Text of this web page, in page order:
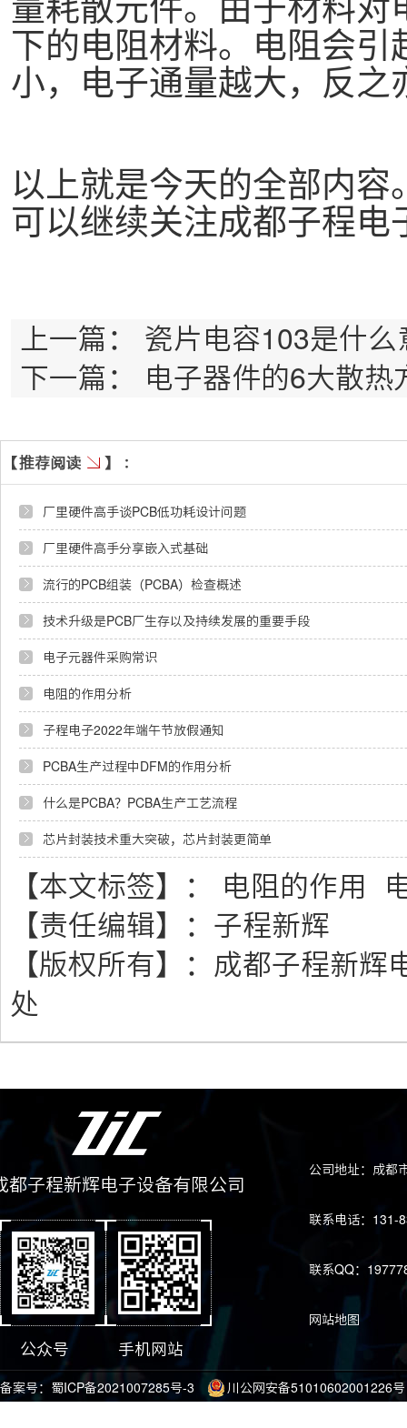
量耗散元件。由于材料
下的电阻材料。电阻会
小，电子通量越大，反之
以上就是今天的全部内
可以继续关注成都子程电
上一篇： 瓷片电容103是什么
下一篇：
电子器件的6大散热
厂里硬件高手谈PCB低功耗设计问题
厂里硬件高手分享嵌入式基础
流行的PCB组装（PCBA）检查概述
技术升级是PCB厂生存以及持续发展的重要手段
电子元器件采购常识
电阻的作用分析
子程电子2022年端午节放假通知
PCBA生产过程中DFM的作用分析
什么是PCBA？PCBA生产工艺流程
芯片封装技术重大突破，芯片封装更简单
【本文标签】： 电阻的作用
【责任编辑】： 子程新辉
【版权所有】： 成都子程新辉
处
都子程新辉电子设备有限公司
公众号 手机网站
公司地址：成都
联系电话：131-
联系QQ：
网站地图
备案号： 蜀ICP备2021007285号-3 川公网安备51010602001226号